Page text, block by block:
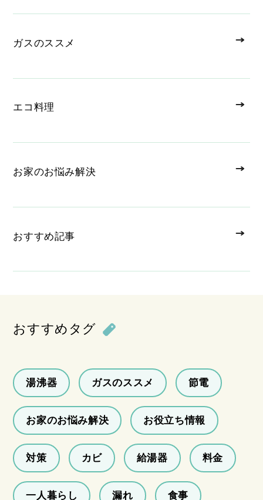
ガスのススメ
エコ料理
お家のお悩み解決
おすすめ記事
おすすめタグ
湯沸器 ガスのススメ 節電
お家のお悩み解決 お役立ち情報
対策 カビ 給湯器 料金
一人暮らし 漏れ 食事